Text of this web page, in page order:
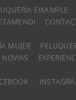
EIXAMPLE
MUJER
NOVIAS